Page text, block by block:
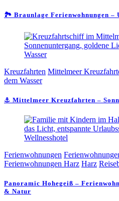
🏞️ Braunlage Ferienwohnungen –
Kreuzfahrten Mittelmeer
dem Wasser
⚓ Mittelmeer Kreuzfahrten –
Ferienwohnungen
Ferienwohnungen Harz Harz
Panoramic Hohegeiß –
& Natur